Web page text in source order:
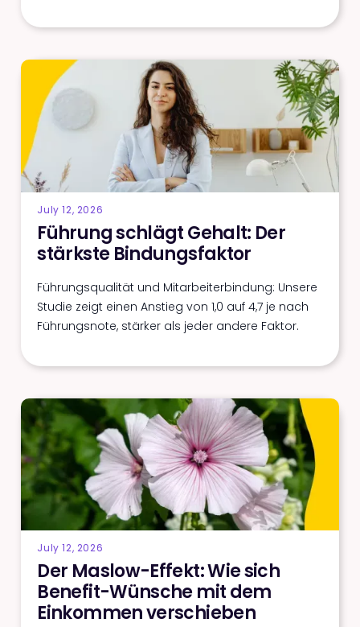
July 12, 2026
Führung schlägt Gehalt: Der
stärkste Bindungsfaktor
Führungsqualität und Mitarbeiterbindung: Unsere
Studie zeigt einen Anstieg von 1,0 auf 4,7 je nach
Führungsnote, stärker als jeder andere Faktor.
July 12, 2026
Der Maslow-Effekt: Wie sich
Benefit-Wünsche mit dem
Einkommen verschieben